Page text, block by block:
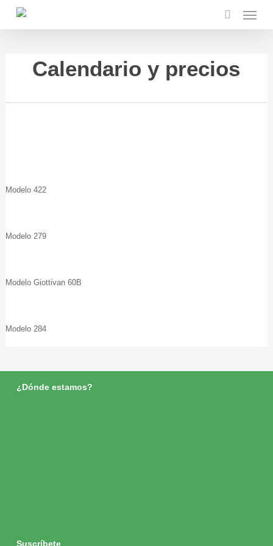
content
search
Menu
Calendario y precios
Modelo 422
Modelo 279
Modelo Giottivan 60B
Modelo 284
¿Dónde estamos?
Suscríbete